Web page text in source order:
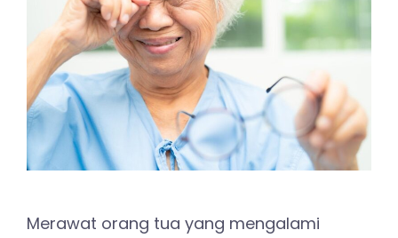
Merawat orang tua yang mengalami